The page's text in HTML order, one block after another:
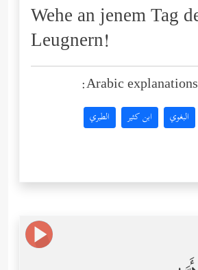
Wehe an jenem Tag
Leugnern!
Arabic
البغوي ابن كثير الطبري